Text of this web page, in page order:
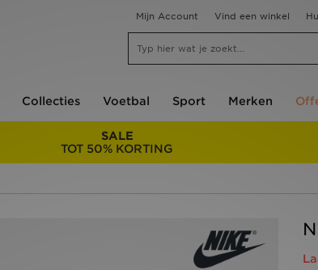
Mijn Account Vind een winkel
Collecties Voetbal Sport Merken
SALE
TOT 50% KORTING